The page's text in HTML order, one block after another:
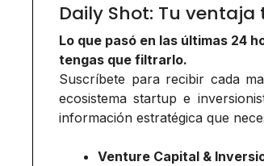
Daily Shot: Tu
Lo que pasó en las últimas 24
tengas que filtrarlo.
Suscríbete para recibir cada
ecosistema startup e
información estratégica que
Venture Capital &